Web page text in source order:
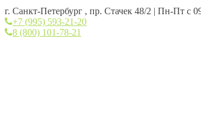
г. Санкт-Петербург , пр. Стачек 48/2 | Пн-Пт с
+7 (995) 593-21-20
8 (800) 101-78-21